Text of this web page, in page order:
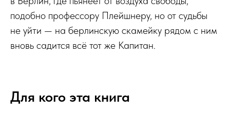
подобно профессору Плейшнеру, но от судьбы
не уйти — на берлинскую скамейку рядом с ним
вновь садится всё тот же Капитан.
Для кого эта книга